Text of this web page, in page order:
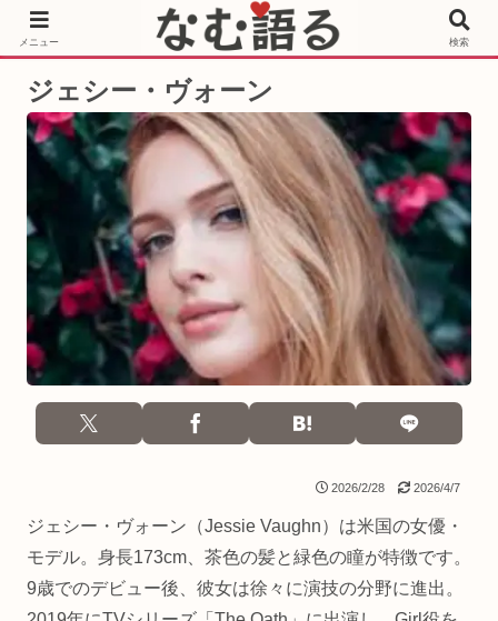
［PR］Prime Video もっと観るならサブスクリプション
ジェシー・ヴォーン
2026/2/28 2026/4/7
ジェシー・ヴォーン（Jessie Vaughn）は米国の女優・
モデル。身長173cm、茶色の髪と緑色の瞳が特徴です。
9歳でのデビュー後、彼女は徐々に演技の分野に進出。
メニュー 検索